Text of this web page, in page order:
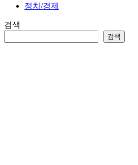
정치/경제
검색
검색